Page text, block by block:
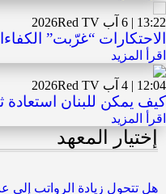
13:22 | 6 آب 2026 Red TV
الاحتكارات “غرّبت”
اقرأ المزيد
12:04 | 4 آب 2026 Red TV
كيف يمكن للبنان استعادة
اقرأ المزيد
إختيار المعهد
هل تتحول زيادة الرواتب